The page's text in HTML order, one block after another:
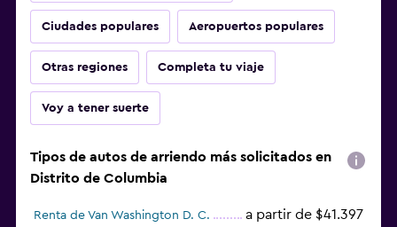
Ciudades populares Aeropuertos populares
Otras regiones Completa tu viaje
Voy a tener suerte
Tipos de autos de arriendo más solicitados en
Distrito de Columbia
Renta de Van Washington D. C. a partir de $41.397